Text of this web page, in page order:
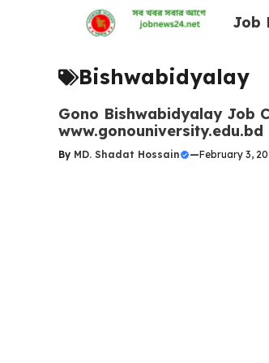
Job
Bishwabidyalay
Gono Bishwabidyalay Job
www.gonouniversity.edu.bd
By MD. Shadat Hossain —February 3,